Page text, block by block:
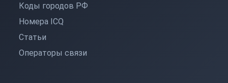
Коды городов РФ
Номера ICQ
Статьи
Операторы связи